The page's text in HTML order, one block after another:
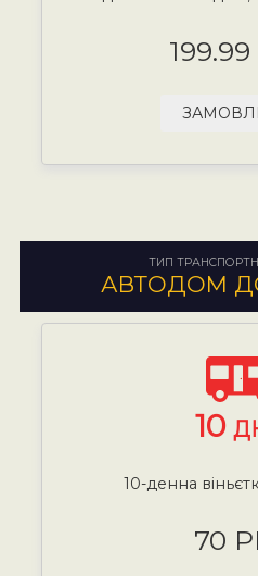
ТИП
АВТОДОМ
10
10-денна
70